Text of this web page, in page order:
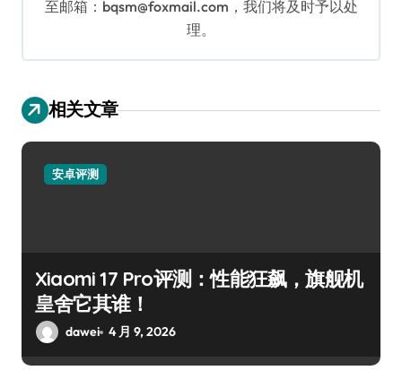
至邮箱：bqsm@foxmail.com，我们将及时予以处
理。
相关文章
安卓评测
Xiaomi 17 Pro评测：性能狂飙，旗舰机
皇舍它其谁！
dawei 4 月 9, 2026